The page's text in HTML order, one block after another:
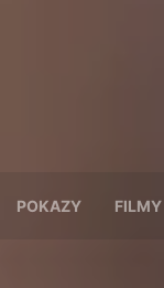
POKAZY FILMY